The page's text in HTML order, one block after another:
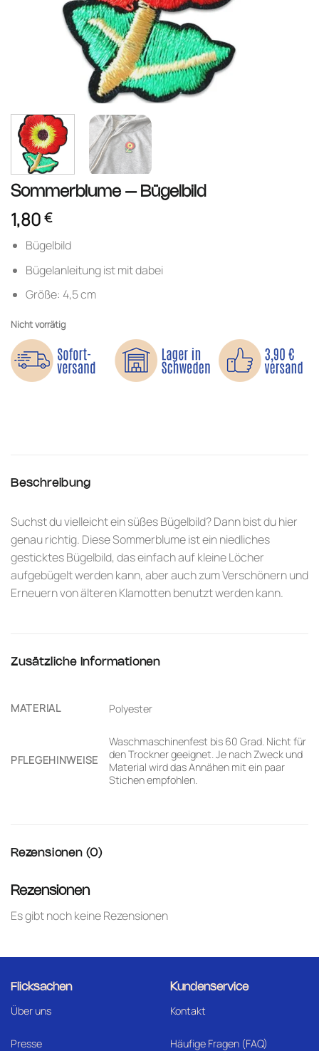
Sommerblume – Bügelbild
1,80 €
Bügelbild
Bügelanleitung ist mit dabei
Größe: 4,5 cm
Nicht vorrätig
Beschreibung
Suchst du vielleicht ein süßes Bügelbild? Dann bist du hier
genau richtig. Diese Sommerblume ist ein niedliches
gesticktes Bügelbild, das einfach auf kleine Löcher
aufgebügelt werden kann, aber auch zum Verschönern und
Erneuern von älteren Klamotten benutzt werden kann.
Zusätzliche Informationen
MATERIAL Polyester
PFLEGEHINWEISE
Waschmaschinenfest bis 60 Grad. Nicht für
den Trockner geeignet. Je nach Zweck und
Material wird das Annähen mit ein paar
Stichen empfohlen.
Rezensionen (0)
Rezensionen
Es gibt noch keine Rezensionen
Flicksachen
Über uns
Presse
Kundenservice
Kontakt
Häufige Fragen (FAQ)